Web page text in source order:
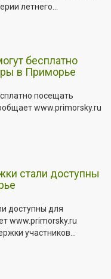
летнего...
бесплатно
в Приморье
посещать
www.primorsky.ru
стали доступны
доступны для
www.primorsky.ru
участников...